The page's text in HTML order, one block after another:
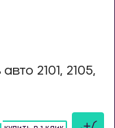
2101, 2105,